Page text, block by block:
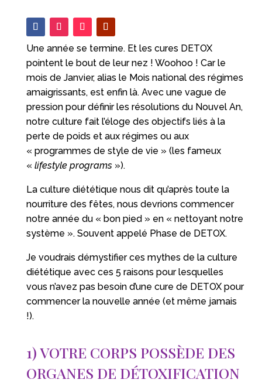
Une année se termine. Et les cures DETOX
pointent le bout de leur nez ! Woohoo ! Car le
mois de Janvier, alias le Mois national des régimes
amaigrissants, est enfin là. Avec une vague de
pression pour définir les résolutions du Nouvel An,
notre culture fait l’éloge des objectifs liés à la
perte de poids et aux régimes ou aux
« programmes de style de vie » (les fameux
« lifestyle programs»).
La culture diététique nous dit qu’après toute la
nourriture des fêtes, nous devrions commencer
notre année du « bon pied » en « nettoyant notre
système ». Souvent appelé Phase de DETOX.
Je voudrais démystifier ces mythes de la culture
diététique avec ces 5 raisons pour lesquelles
vous n’avez pas besoin d’une cure de DETOX pour
commencer la nouvelle année (et même jamais
!).
1) VOTRE CORPS POSSÈDE DES
ORGANES DE DÉTOXIFICATION